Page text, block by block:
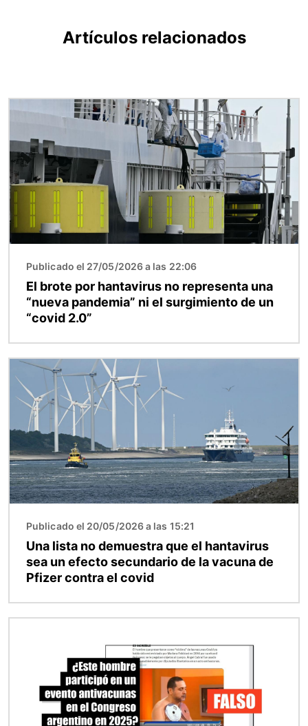
Artículos relacionados
Publicado el 27/05/2026 a las 22:06
El brote por hantavirus no representa una
“nueva pandemia” ni el surgimiento de un
“covid 2.0”
Imagen
Publicado el 20/05/2026 a las 15:21
Una lista no demuestra que el hantavirus
sea un efecto secundario de la vacuna de
Pfizer contra el covid